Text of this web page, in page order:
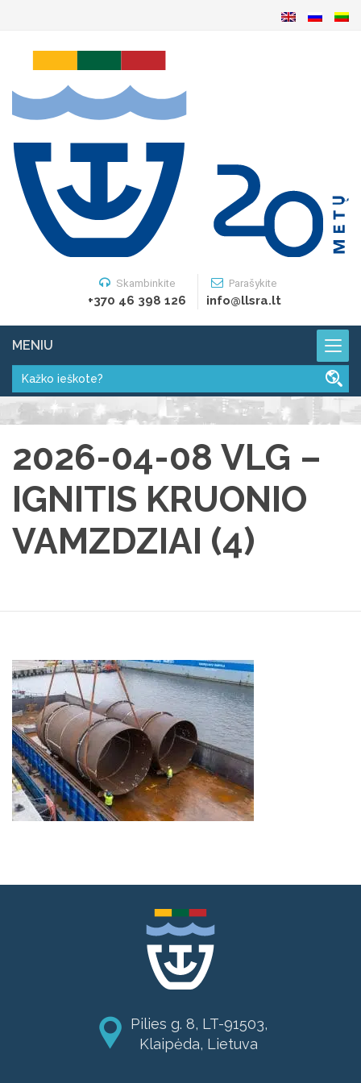
Skambinkite
+370 46 398 126
Parašykite
info@llsra.lt
MENIU
2026-04-08 VLG –
IGNITIS KRUONIO
VAMZDZIAI (4)
Pilies g. 8, LT-91503,
Klaipėda, Lietuva